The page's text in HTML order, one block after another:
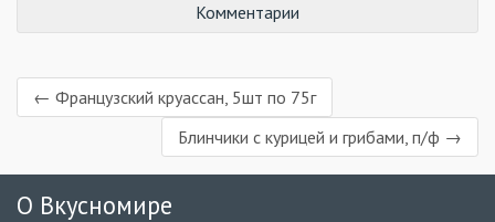
Комментарии
← Французский круассан, 5шт по 75г
Блинчики с курицей и грибами, п/ф →
О Вкусномире